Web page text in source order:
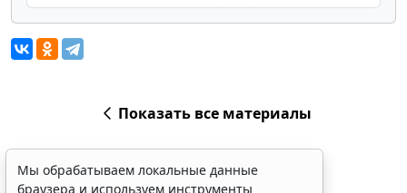
Показать все материалы
Мы обрабатываем локальные данные
браузера и используем инструменты